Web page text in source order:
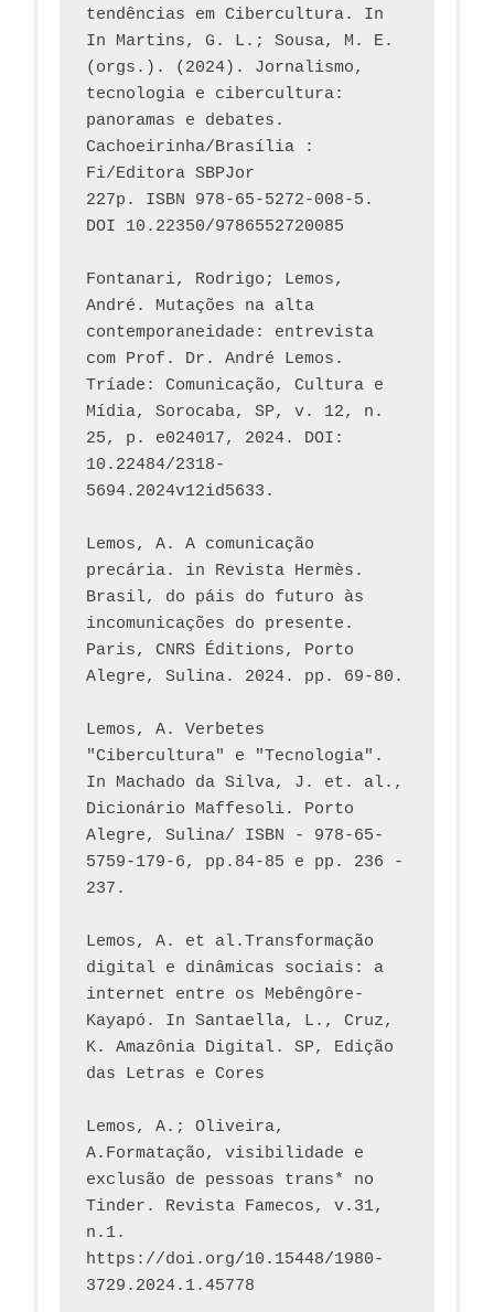
tendências em Cibercultura. In
In Martins, G. L.; Sousa, M. E.
(orgs.). (2024). Jornalismo,
tecnologia e cibercultura:
panoramas e debates.
Cachoeirinha/Brasília :
Fi/Editora SBPJor
227p. ISBN 978-65-5272-008-5.
DOI 10.22350/9786552720085
Fontanari, Rodrigo; Lemos,
André. Mutações na alta
contemporaneidade: entrevista
com Prof. Dr. André Lemos.
Tríade: Comunicação, Cultura e
Mídia, Sorocaba, SP, v. 12, n.
25, p. e024017, 2024. DOI:
10.22484/2318-
5694.2024v12id5633.
Lemos, A. A comunicação
precária. in Revista Hermès.
Brasil, do páis do futuro às
incomunicações do presente.
Paris, CNRS Éditions, Porto
Lemos, A. Verbetes
"Cibercultura" e "Tecnologia".
In Machado da Silva, J. et. al.,
Dicionário Maffesoli. Porto
Alegre, Sulina/ ISBN - 978-65-
5759-179-6, pp.84-85 e pp. 236 -
237.
Lemos, A. et al.Transformação
digital e dinâmicas sociais: a
internet entre os Mebêngôre-
Kayapó. In Santaella, L., Cruz,
K. Amazônia Digital. SP, Edição
das Letras e Cores
Lemos, A.; Oliveira,
A.Formatação, visibilidade e
exclusão de pessoas trans* no
Tinder. Revista Famecos, v.31,
n.1.
https://doi.org/10.15448/1980-
3729.2024.1.45778